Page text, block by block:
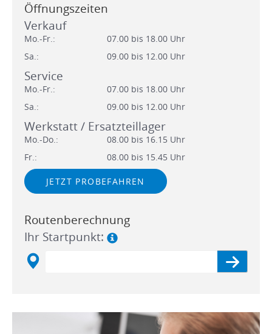
Öffnungszeiten
Verkauf
Mo.-Fr.:
07.00 bis 18.00 Uhr
Sa.:
09.00 bis 12.00 Uhr
Service
Mo.-Fr.:
07.00 bis 18.00 Uhr
Sa.:
09.00 bis 12.00 Uhr
Werkstatt / Ersatzteillager
Mo.-Do.:
08.00 bis 16.15 Uhr
Fr.:
08.00 bis 15.45 Uhr
JETZT PROBEFAHREN
Routenberechnung
Ihr Startpunkt: